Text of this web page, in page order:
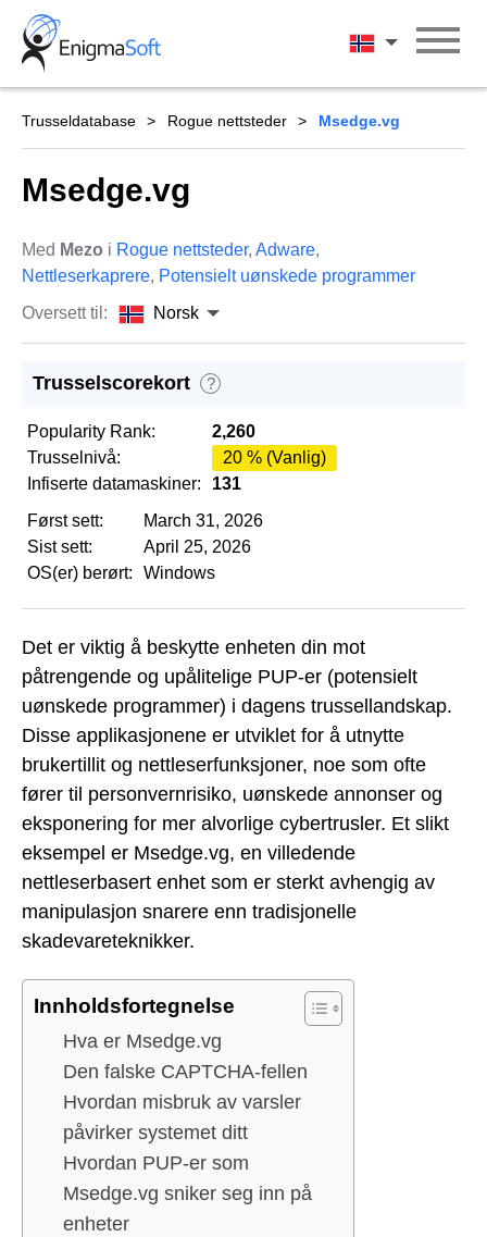
Skip
content
Norsk
Trusseldatabase Rogue nettsteder Msedge.vg
Msedge.vg
Med Mezo i Rogue nettsteder, Adware,
Nettleserkaprere, Potensielt uønskede programmer
Oversett til:
Norsk
Trusselscorekort ?
Popularity Rank:
2,260
Trusselnivå:
20 % (Vanlig)
Infiserte datamaskiner:
131
Først sett:
March 31, 2026
Sist sett:
April 25, 2026
OS(er) berørt:
Windows
Det er viktig å beskytte enheten din mot
påtrengende og upålitelige PUP-er (potensielt
uønskede programmer) i dagens trussellandskap.
Disse applikasjonene er utviklet for å utnytte
brukertillit og nettleserfunksjoner, noe som ofte
fører til personvernrisiko, uønskede annonser og
eksponering for mer alvorlige cybertrusler. Et slikt
eksempel er Msedge.vg, en villedende
nettleserbasert enhet som er sterkt avhengig av
manipulasjon snarere enn tradisjonelle
skadevareteknikker.
Innholdsfortegnelse
Hva er Msedge.vg
Den falske CAPTCHA-fellen
Hvordan misbruk av varsler
påvirker systemet ditt
Hvordan PUP-er som
Msedge.vg sniker seg inn på
enheter